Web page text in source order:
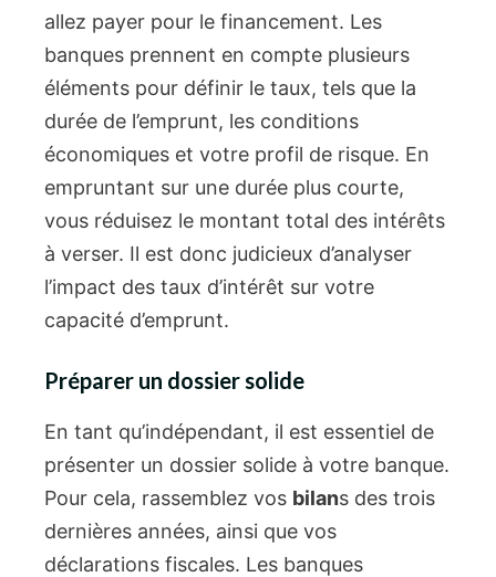
allez payer pour le financement. Les
banques prennent en compte plusieurs
éléments pour définir le taux, tels que la
durée de l’emprunt, les conditions
économiques et votre profil de risque. En
empruntant sur une durée plus courte,
vous réduisez le montant total des intérêts
à verser. Il est donc judicieux d’analyser
l’impact des taux d’intérêt sur votre
capacité d’emprunt.
Préparer un dossier solide
En tant qu’indépendant, il est essentiel de
présenter un dossier solide à votre banque.
Pour cela, rassemblez vos bilans des trois
dernières années, ainsi que vos
déclarations fiscales. Les banques